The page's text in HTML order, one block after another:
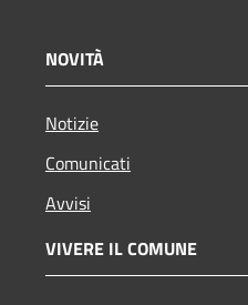
NOVITÀ
Notizie
Comunicati
Avvisi
VIVERE IL COMUNE